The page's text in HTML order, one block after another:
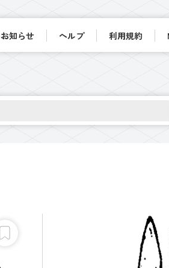
お知らせ ヘルプ 利用規約